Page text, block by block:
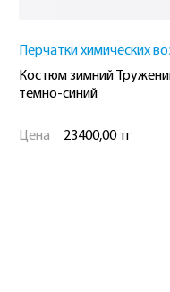
Перчатки химических
Костюм зимний
темно-синий
Цена 23400,00 тг